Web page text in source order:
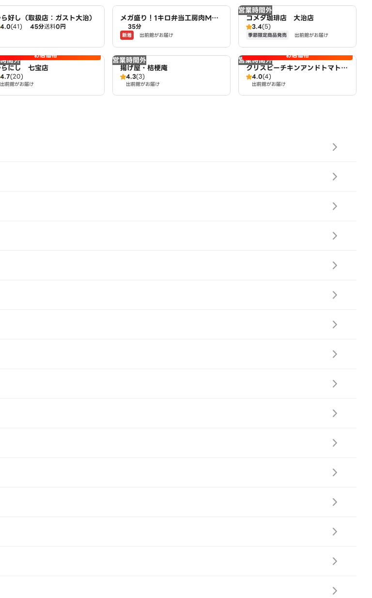
好し（取扱店：ガスト大治）
4.0(41) 45分送料0円
メガ盛り！1キロ弁当工房肉MA
X！大盛りからあげお弁当 あま
市店
35分
新着 出前館がお届け
営業時間外
コメダ珈琲店 大治店
3.4(5)
季節限定商品発売 出前館がお届け
間外 お店価格
にし 七宝店
4.7(20)
出前館がお届け
営業時間外
揚げ屋・桔梗庵
4.3(3)
出前館がお届け
営業時間外 お店価格
クリスピーチキンアンドトマト
あま市店 CRISPY CHICKEN n’
TOMATO AMASHI
4.0(4)
出前館がお届け